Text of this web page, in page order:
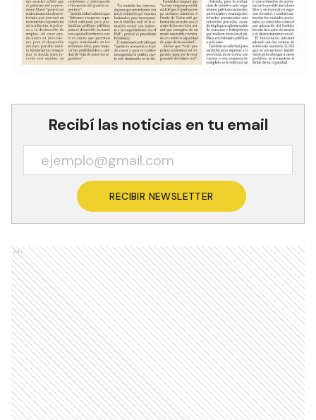
Recibí las noticias en tu email
RECIBIR NEWSLETTER
Ads